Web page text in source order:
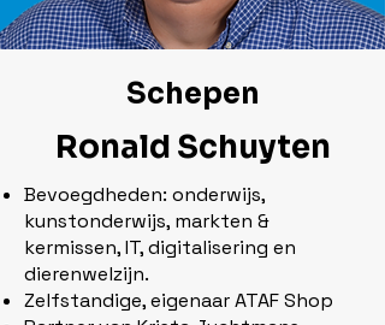
Schepen
Ronald Schuyten
Bevoegdheden: onderwijs,
kunstonderwijs, markten &
kermissen, IT, digitalisering en
dierenwelzijn.
Zelfstandige, eigenaar ATAF Shop